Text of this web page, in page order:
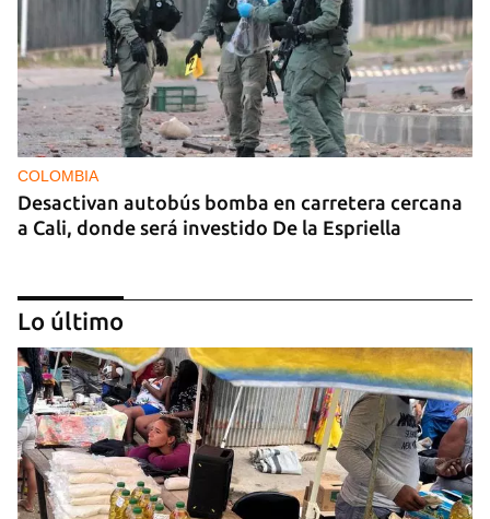
COLOMBIA
Desactivan autobús bomba en carretera cercana
a Cali, donde será investido De la Espriella
Lo último